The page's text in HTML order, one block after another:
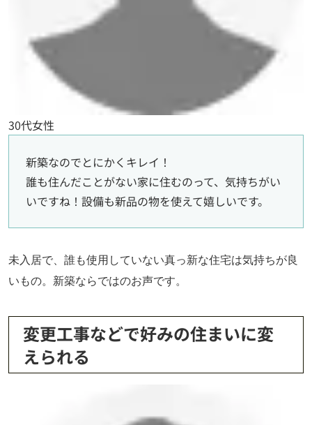
30代女性
新築なのでとにかくキレイ！
誰も住んだことがない家に住むのって、気持ちがい
いですね！設備も新品の物を使えて嬉しいです。
未入居で、誰も使用していない真っ新な住宅は気持ちが良
いもの。新築ならではのお声です。
変更工事などで好みの住まいに変
えられる